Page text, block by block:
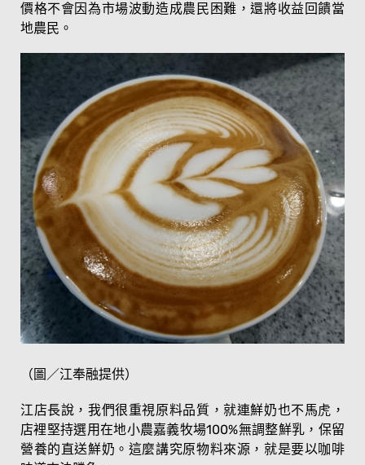
價格不會因為市場波動造成農民困難，還將收益回饋當
地農民。
（圖／江奉融提供）
江店長說，我們很重視原料品質，就連鮮奶也不馬虎，
店裡堅持選用在地小農嘉義牧場100%無調整鮮乳，保留
營養的直送鮮奶。這麼講究原物料來源，就是要以咖啡